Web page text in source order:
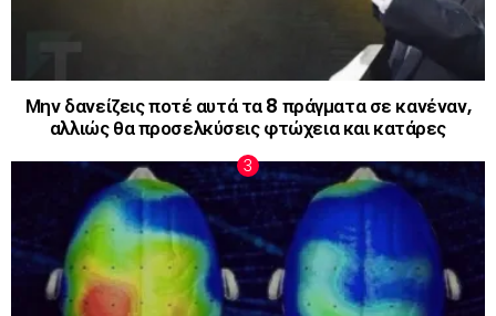
Μην δανείζεις ποτέ αυτά τα 8 πράγματα σε κανέναν,
αλλιώς θα προσελκύσεις φτώχεια και κατάρες